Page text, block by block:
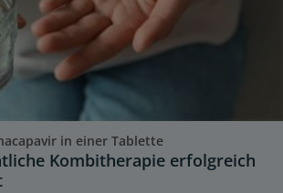
in einer Tablette
Kombitherapie erfolgreich